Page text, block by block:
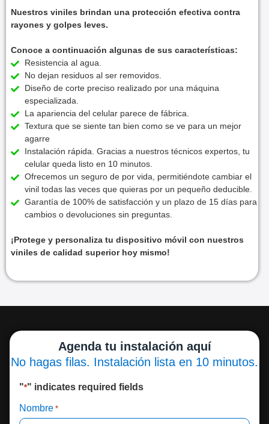
Nuestros viniles brindan una protección efectiva contra
rayones y golpes leves.
Conoce a continuación algunas de sus características:
Resistencia al agua.
No dejan residuos al ser removidos.
Diseño de corte preciso realizado por una máquina
especializada.
La apariencia del celular parece de fábrica.
Textura que se siente tan bien como se ve para un mejor
agarre
Instalación rápida. Gracias a nuestros técnicos expertos, tu
celular queda listo en 10 minutos.
Ofrecemos un seguro de por vida, permitiéndote cambiar el
vinil todas las veces que quieras por un pequeño deducible.
Garantía de 100% de satisfacción y un plazo de 15 días para
cambios o devoluciones sin preguntas.
¡Protege y personaliza tu dispositivo móvil con nuestros
viniles de calidad superior hoy mismo!
Agenda tu instalación aquí
No hagas filas. Instalación lista en 10 minutos.
"*" indicates required fields
Nombre *